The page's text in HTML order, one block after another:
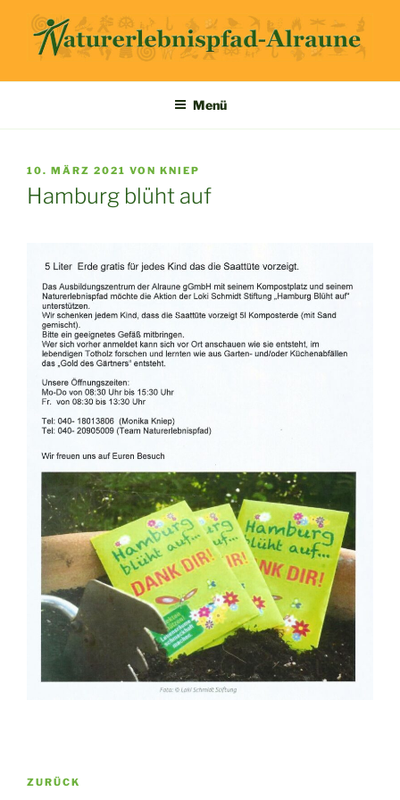
Inhalt
springen
ALRAUNE
NATURERLEBNISPFAD
Menü
VERÖFFENTLICHT
AM
10. MÄRZ 2021 VON KNIEP
Hamburg blüht auf
Beitragsnavigation
Vorheriger
ZURÜCK